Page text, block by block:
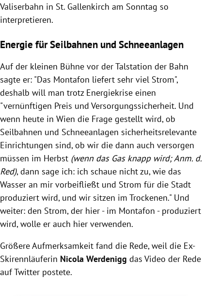
Valiserbahn in St. Gallenkirch am Sonntag so
interpretieren.
Energie für Seilbahnen und Schneeanlagen
Auf der kleinen Bühne vor der Talstation der Bahn
sagte er: "Das Montafon liefert sehr viel Strom",
deshalb will man trotz Energiekrise einen
"vernünftigen Preis und Versorgungssicherheit. Und
wenn heute in Wien die Frage gestellt wird, ob
Seilbahnen und Schneeanlagen sicherheitsrelevante
Einrichtungen sind, ob wir die dann auch versorgen
müssen im Herbst (wenn das Gas knapp wird; Anm. d.
Red), dann sage ich: ich schaue nicht zu, wie das
Wasser an mir vorbeifließt und Strom für die Stadt
produziert wird, und wir sitzen im Trockenen." Und
weiter: den Strom, der hier - im Montafon - produziert
wird, wolle er auch hier verwenden.
Größere Aufmerksamkeit fand die Rede, weil die Ex-
Skirennläuferin Nicola Werdenigg das Video der Rede
auf Twitter postete.